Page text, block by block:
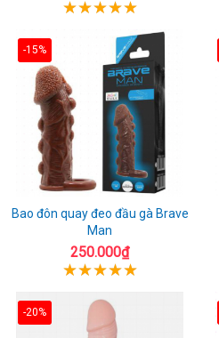
-15%
Bao đôn quay đeo đầu gà Brave
Man
250.000₫
-20%